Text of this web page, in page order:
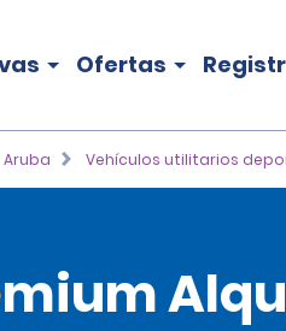
Ofertas
Aruba Vehículos utilitarios